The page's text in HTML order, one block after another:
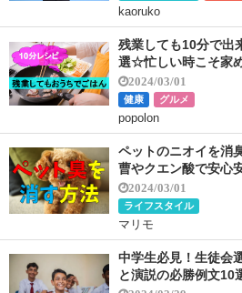
kaoruko
残業しても10分で出
選☆忙しい時こそ家
2024/03/01
健康 グルメ
popolon
ペットのニオイを消
曹やクエン酸で安心
2024/03/01
ライフスタイル
マリモ
中学生必見！生徒会
と演説の必勝例文10